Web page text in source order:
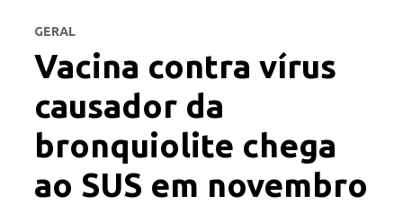
GERAL
Vacina contra vírus
causador da
bronquiolite chega
ao SUS em novembro